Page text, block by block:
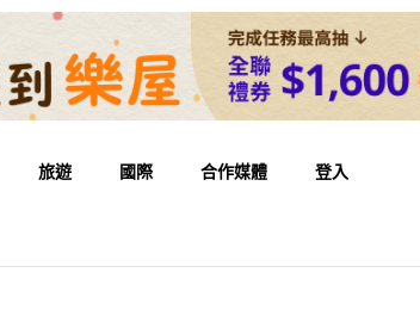
旅遊 國際 合作媒體 登入